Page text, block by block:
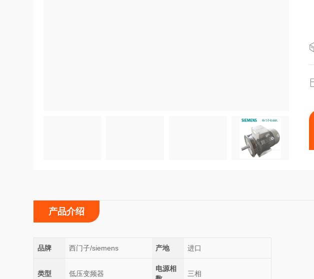
产品介绍
品牌 西门子/siemens 产地 进口
类型 低压变频器
电源相
三相